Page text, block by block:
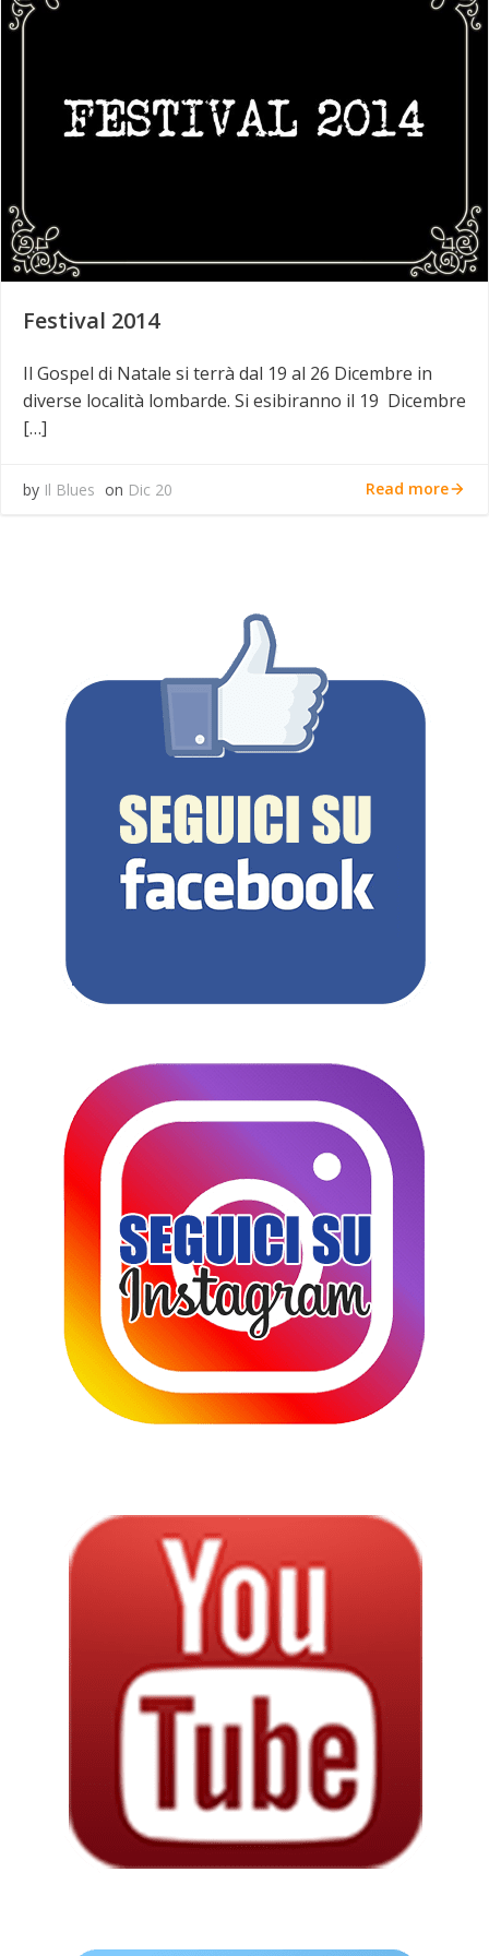
Festival 2014
Il Gospel di Natale si terrà dal 19 al 26 Dicembre in
diverse località lombarde. Si esibiranno il 19 Dicembre
[…]
by Il Blues on Dic 20 Read more